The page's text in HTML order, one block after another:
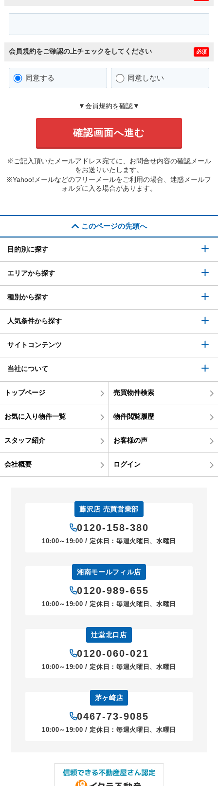
会員規約をご確認の上チェックをしてください 必須
同意する 同意しない
▼会員規約を確認▼
※ご記入頂いたメールアドレス宛てに、お問合せ内容の確認メール
をお送りいたします。
※Yahoo!メールなどのフリーメールをご利用の場合、迷惑メールフ
ォルダに入る場合があります。
このページの先頭へ
目的別に探す
エリアから探す
種別から探す
人気条件から探す
サイトコンテンツ
当社について
トップページ 売買物件検索
お気に入り物件一覧 物件閲覧履歴
スタッフ紹介 お客様の声
会社概要 ログイン
藤沢店 売買営業部
0120-158-380
10:00～19:00 / 定休日：毎週火曜日、水曜日
湘南モールフィル店
0120-989-655
10:00～19:00 / 定休日：毎週火曜日、水曜日
辻堂北口店
0120-060-021
10:00～19:00 / 定休日：毎週火曜日、水曜日
茅ヶ崎店
0467-73-9085
10:00～19:00 / 定休日：毎週火曜日、水曜日